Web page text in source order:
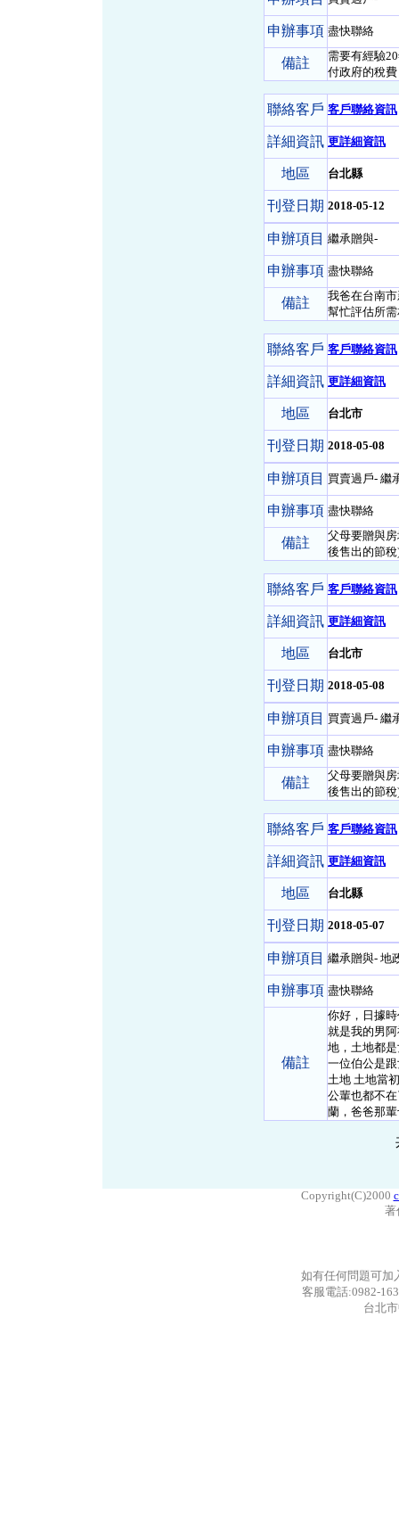
申辦事項 盡快聯絡
備註
需要有經驗
付政府的稅
聯絡客戶 客戶聯絡資訊
詳細資訊 更詳細資訊
地區 台北縣
刊登日期 2018-05-12
申辦項目 繼承贈與-
申辦事項 盡快聯絡
備註
我爸在台南
幫忙評估所
聯絡客戶 客戶聯絡資訊
詳細資訊 更詳細資訊
地區 台北市
刊登日期 2018-05-08
申辦項目 買賣過戶- 繼
申辦事項 盡快聯絡
備註
父母要贈與
後售出的節稅
聯絡客戶 客戶聯絡資訊
詳細資訊 更詳細資訊
地區 台北市
刊登日期 2018-05-08
申辦項目 買賣過戶- 繼
申辦事項 盡快聯絡
備註
父母要贈與
後售出的節稅
聯絡客戶 客戶聯絡資訊
詳細資訊 更詳細資訊
地區 台北縣
刊登日期 2018-05-07
申辦項目 繼承贈與- 地
申辦事項 盡快聯絡
備註
你好，日據
就是我的男
地，土地都
一位伯公是
土地 土地當
公輩也都不
蘭，爸爸那
Copyright(C)2000
如有任何問題可加
客服電話:0982-
台北